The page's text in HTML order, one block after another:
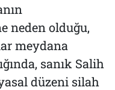
neden olduğu,
meydana
sanık Salih
düzeni silah